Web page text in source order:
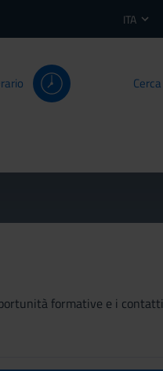
ITA
Cerca
formative e i